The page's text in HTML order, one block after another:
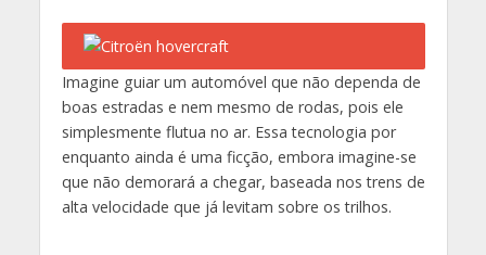
Imagine guiar um automóvel que não dependa de
boas estradas e nem mesmo de rodas, pois ele
simplesmente flutua no ar. Essa tecnologia por
enquanto ainda é uma ficção, embora imagine-se
que não demorará a chegar, baseada nos trens de
alta velocidade que já levitam sobre os trilhos.